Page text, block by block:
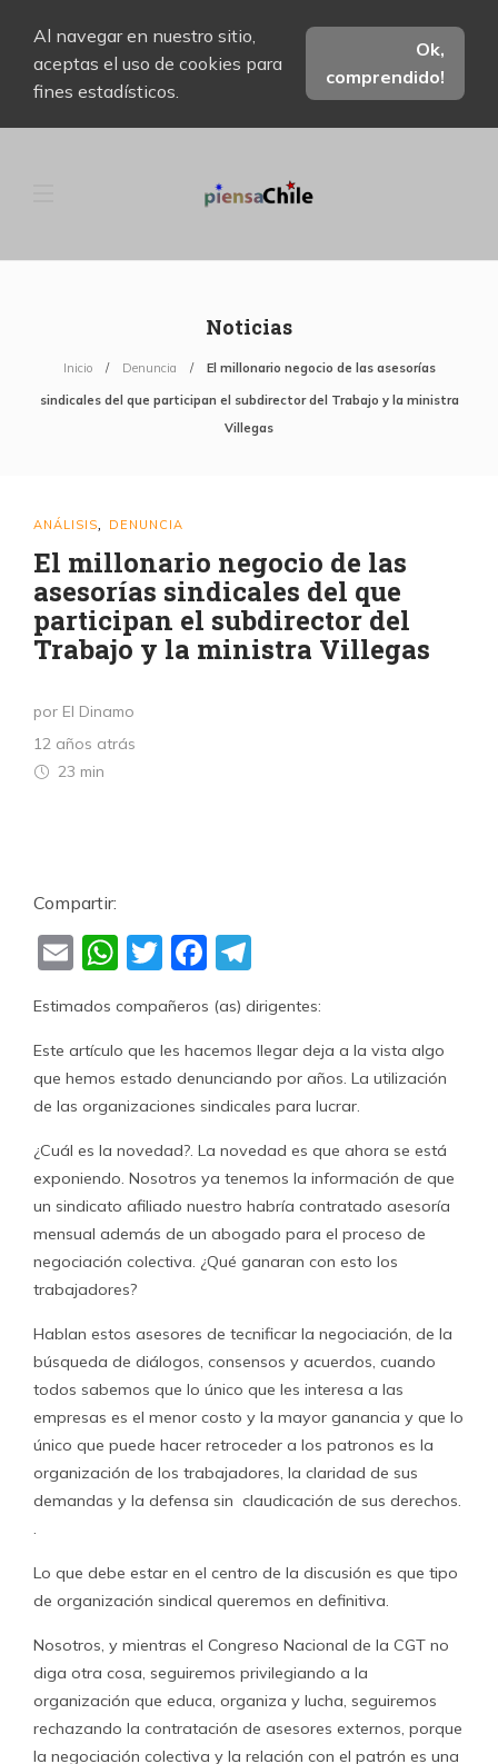
Al navegar en nuestro sitio,
aceptas el uso de cookies para
fines estadísticos.
Ok,
comprendido!
Noticias
Inicio Denuncia El millonario negocio de las asesorías
sindicales del que participan el subdirector del Trabajo y la ministra
Villegas
ANÁLISIS DENUNCIA
El millonario negocio de las
asesorías sindicales del que
participan el subdirector del
Trabajo y la ministra Villegas
por El Dinamo
12 años atrás
23 min
Compartir:
EmailWhatsApp
TwitterFacebook
Estimados compañeros (as) dirigentes:
Este artículo que les hacemos llegar deja a la vista algo
que hemos estado denunciando por años. La utilización
de las organizaciones sindicales para lucrar.
¿Cuál es la novedad?. La novedad es que ahora se está
exponiendo. Nosotros ya tenemos la información de que
un sindicato afiliado nuestro habría contratado asesoría
mensual además de un abogado para el proceso de
negociación colectiva. ¿Qué ganaran con esto los
trabajadores?
Hablan estos asesores de tecnificar la negociación, de la
búsqueda de diálogos, consensos y acuerdos, cuando
todos sabemos que lo único que les interesa a las
empresas es el menor costo y la mayor ganancia y que lo
único que puede hacer retroceder a los patronos es la
organización de los trabajadores, la claridad de sus
demandas y la defensa sin claudicación de sus derechos.
.
Lo que debe estar en el centro de la discusión es que tipo
de organización sindical queremos en definitiva.
Nosotros, y mientras el Congreso Nacional de la CGT no
diga otra cosa, seguiremos privilegiando a la
organización que educa, organiza y lucha, seguiremos
rechazando la contratación de asesores externos, porque
la negociación colectiva y la relación con el patrón es una